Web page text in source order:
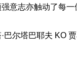
意志亦触动了每一
巴尔塔巴耶夫 KO